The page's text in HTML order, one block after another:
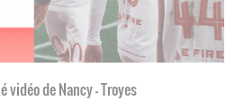
vidéo de Nancy - Troyes